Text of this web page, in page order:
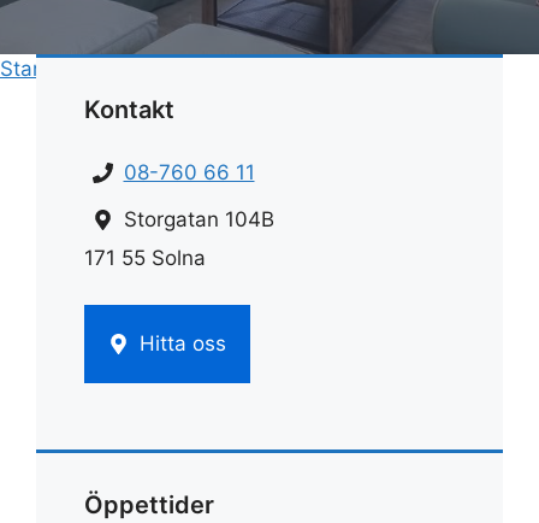
Start
Kontakt
08-760 66 11
Storgatan 104B
171 55 Solna
Hitta oss
Öppettider